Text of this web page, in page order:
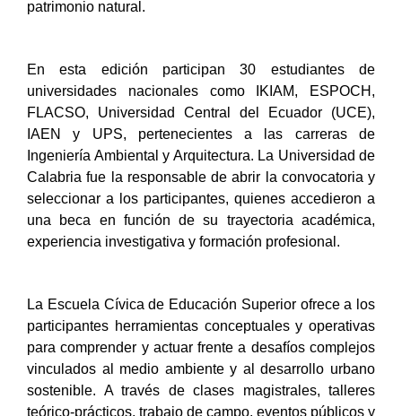
patrimonio natural.
En esta edición participan 30 estudiantes de
universidades nacionales como IKIAM, ESPOCH,
FLACSO, Universidad Central del Ecuador (UCE),
IAEN y UPS, pertenecientes a las carreras de
Ingeniería Ambiental y Arquitectura. La Universidad de
Calabria fue la responsable de abrir la convocatoria y
seleccionar a los participantes, quienes accedieron a
una beca en función de su trayectoria académica,
experiencia investigativa y formación profesional.
La Escuela Cívica de Educación Superior ofrece a los
participantes herramientas conceptuales y operativas
para comprender y actuar frente a desafíos complejos
vinculados al medio ambiente y al desarrollo urbano
sostenible. A través de clases magistrales, talleres
teórico-prácticos, trabajo de campo, eventos públicos y